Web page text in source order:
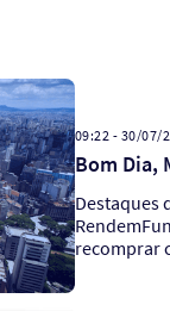
09:22 - 30/07/
Bom Dia,
Destaques do Dia Clique aqui para acessar a carteira recomendada de
recomprar